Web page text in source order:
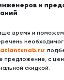
и
время и
:
предложение, с
скидкой.